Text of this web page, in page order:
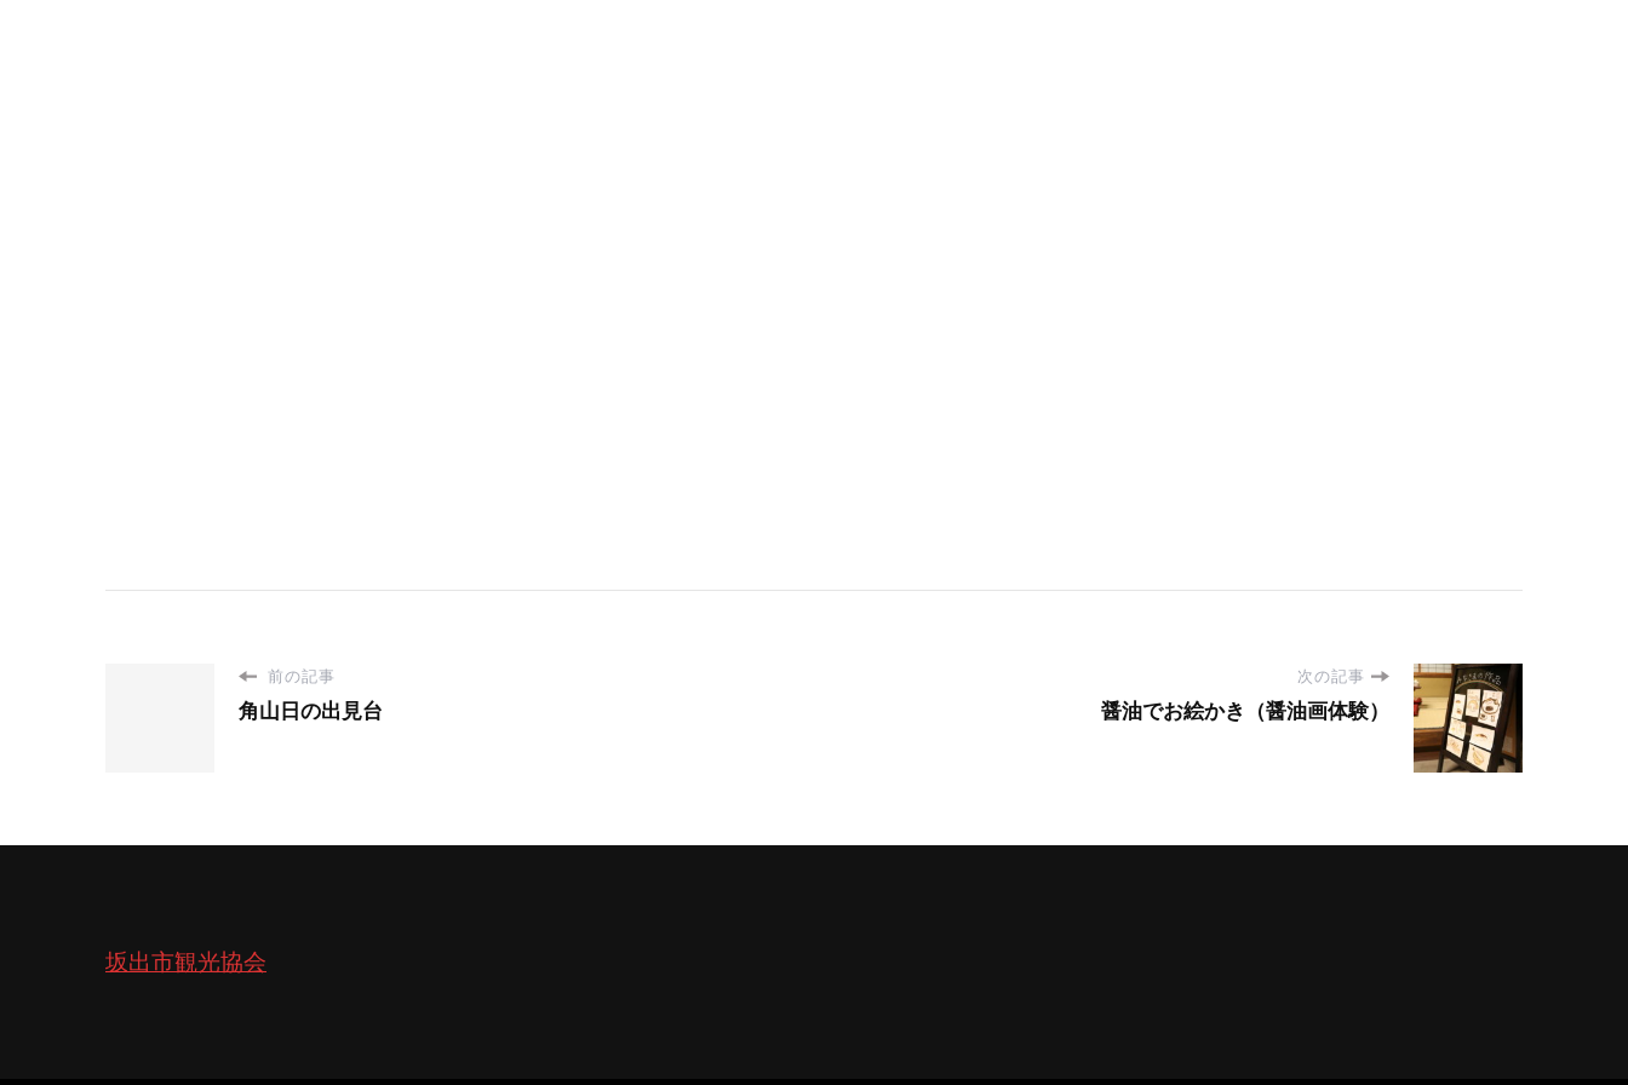
前の記事
角山日の出見台
次の記事
醤油でお絵かき（醤油画体験）
坂出市観光協会